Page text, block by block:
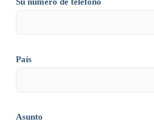
País
Asunto